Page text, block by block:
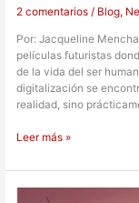
2 comentarios / Blog,
Por: Jacqueline
películas futuristas
de la vida del ser
digitalización se
realidad, sino
Leer más »